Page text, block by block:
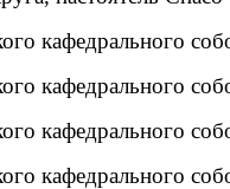
кафедрального
кафедрального
кафедрального
кафедрального